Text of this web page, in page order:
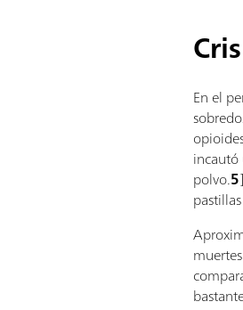
En el
polvo.5